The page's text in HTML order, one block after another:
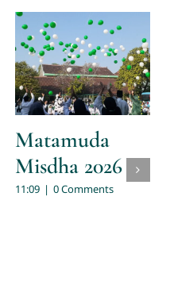
Matamuda
Misdha 2026
11:09 | 0 Comments